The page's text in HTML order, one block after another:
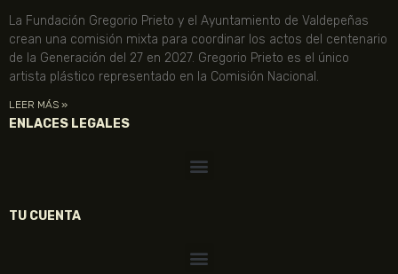
La Fundación Gregorio Prieto y el Ayuntamiento de Valdepeñas
crean una comisión mixta para coordinar los actos del centenario
de la Generación del 27 en 2027. Gregorio Prieto es el único
artista plástico representado en la Comisión Nacional.
LEER MÁS »
ENLACES LEGALES
TU CUENTA